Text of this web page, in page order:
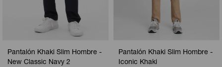
Pantalón Khaki Slim Hombre -
New Classic Navy 2
Pantalón Khaki Slim Hombre -
Iconic Khaki